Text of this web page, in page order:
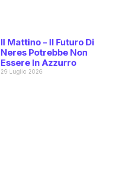
Il Mattino – Il Futuro Di
Neres Potrebbe Non
Essere In Azzurro
29 Luglio 2026